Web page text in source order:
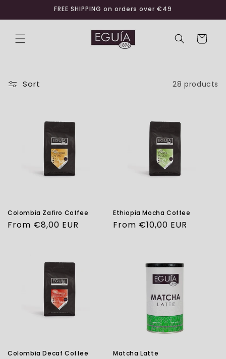
FREE SHIPPING on orders over €49
Cart
Sort 28 products
Colombia Zafiro Coffee
Regular
From €8,00 EUR
Ethiopia Mocha Coffee
Regular
From €10,00 EUR
Colombia Decaf Coffee Matcha Latte